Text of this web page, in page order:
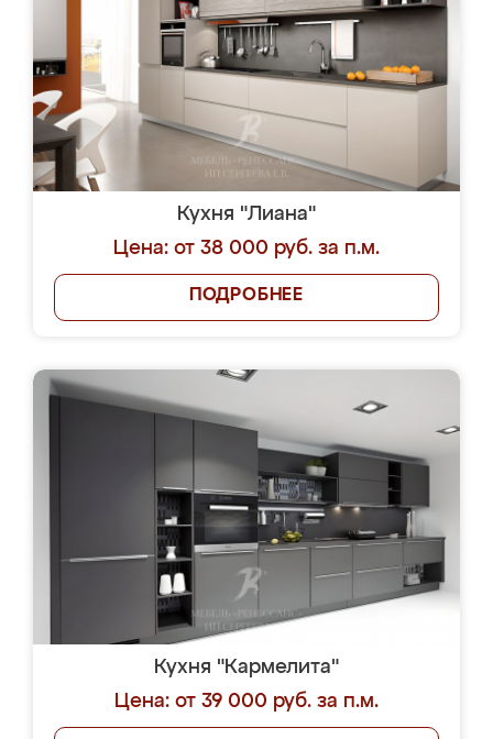
Кухня "Лиана"
Цена: от 38 000 руб. за п.м.
ПОДРОБНЕЕ
Кухня "Кармелита"
Цена: от 39 000 руб. за п.м.